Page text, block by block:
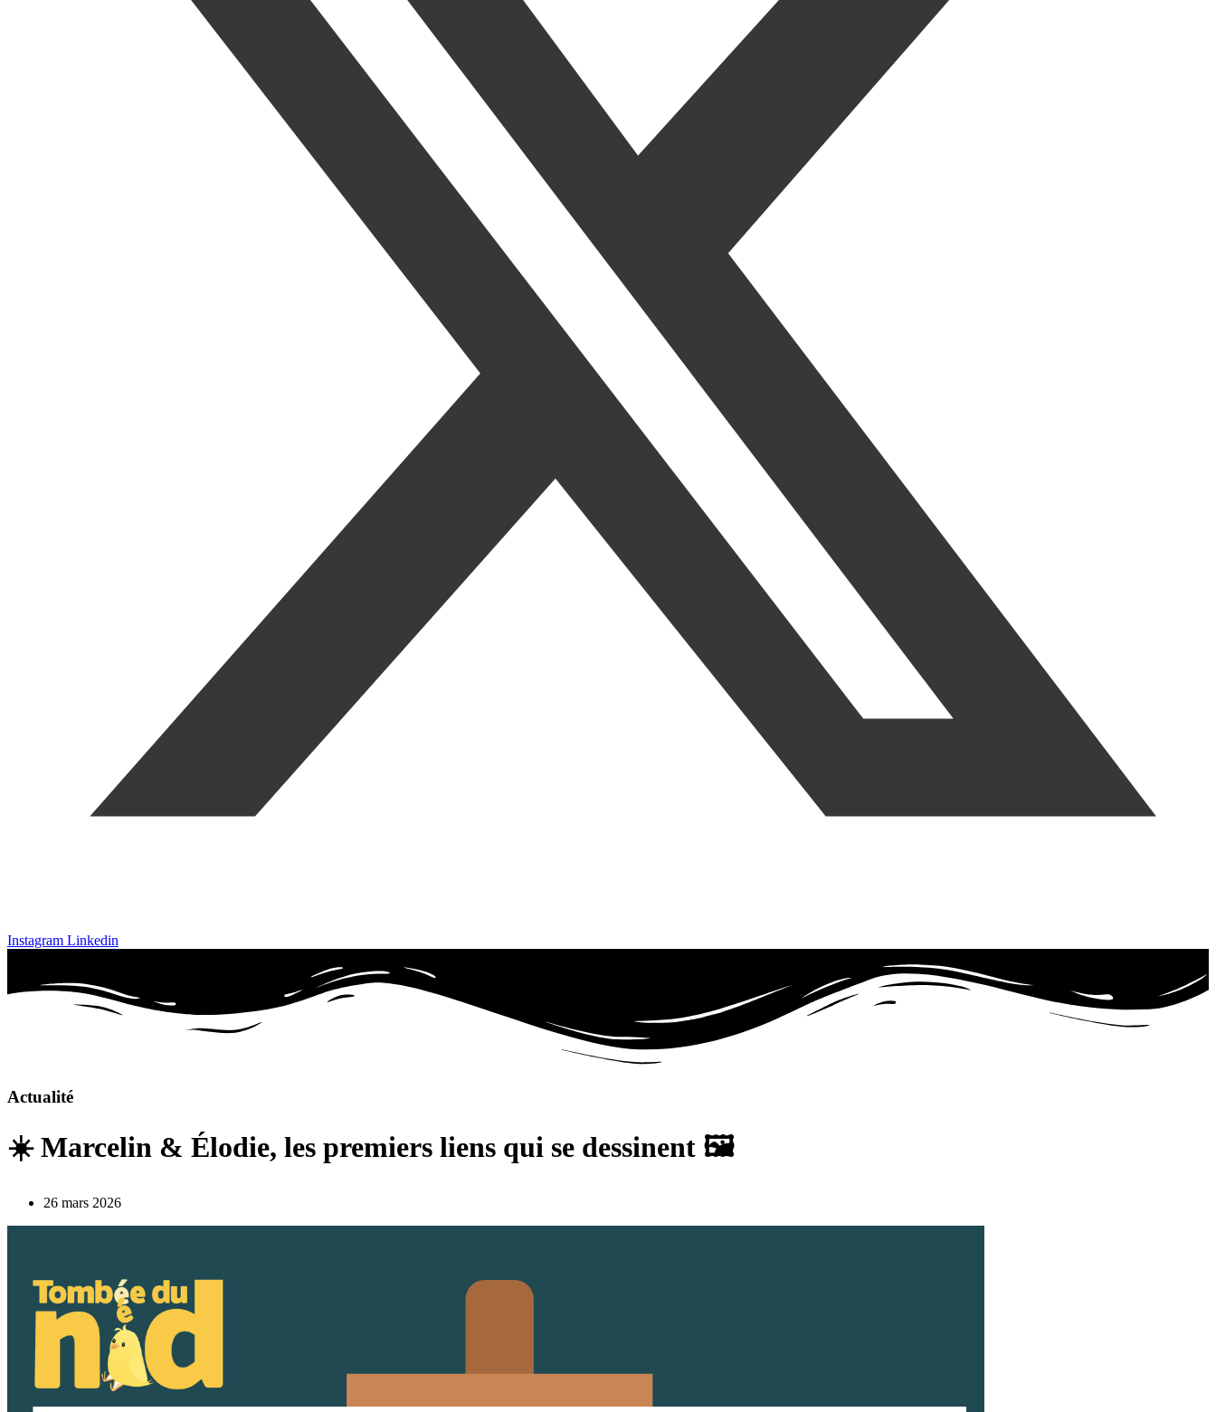
Instagram Linkedin
Actualité
☀️ Marcelin & Élodie, les premiers liens qui se dessinent 🖼️
26 mars 2026